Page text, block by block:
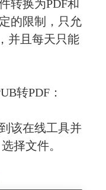
转换为PDF和
的限制，只允
并且每天只能
转PDF：
该在线工具并
择文件。